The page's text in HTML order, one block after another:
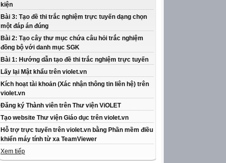
kiện
Bài 3: Tạo đề thi trắc nghiệm trực tuyến dạng chọn
một đáp án đúng
Bài 2: Tạo cây thư mục chứa câu hỏi trắc nghiệm
đồng bộ với danh mục SGK
Bài 1: Hướng dẫn tạo đề thi trắc nghiệm trực tuyến
Lấy lại Mật khẩu trên violet.vn
Kích hoạt tài khoản (Xác nhận thông tin liên hệ) trên
violet.vn
Đăng ký Thành viên trên Thư viện ViOLET
Tạo website Thư viện Giáo dục trên violet.vn
Hỗ trợ trực tuyến trên violet.vn bằng Phần mềm điều
khiển máy tính từ xa TeamViewer
Xem tiếp